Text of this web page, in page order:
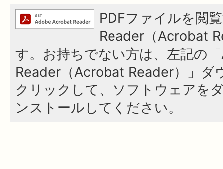
PDFファイルを閲
Reader（Acrobat
す。お持ちでない方は、左記の
Reader（Acrobat Reader）」ダ
クリックして、ソフトウェアを
ンストールしてください。